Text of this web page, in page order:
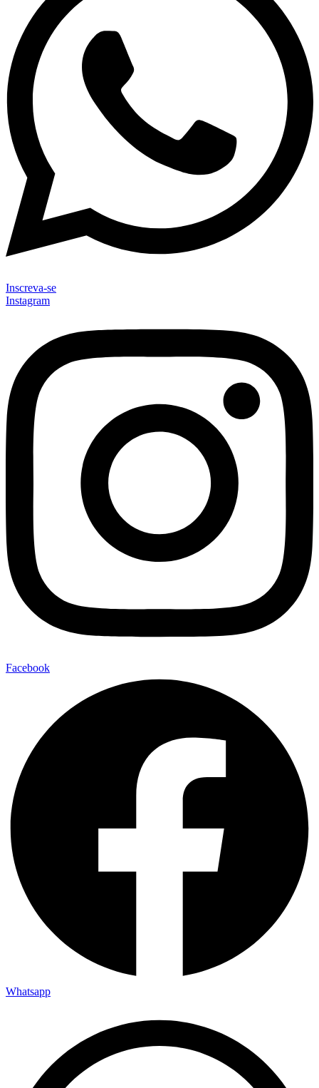
Inscreva-se
Instagram
Facebook
Whatsapp